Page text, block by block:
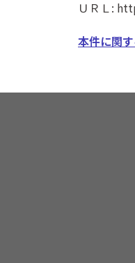
ＵＲＬ:
本件に関